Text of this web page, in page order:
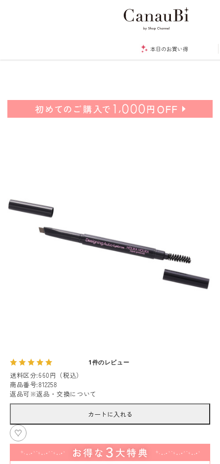
本日のお買い得
1件のレビュー
送料区分:660円（税込）
商品番号:812258
返品可 ※返品・交換について
カートに入れる